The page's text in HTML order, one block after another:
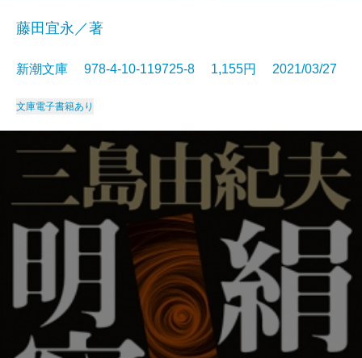
藤田宜永／著
新潮文庫 978-4-10-119725-8 1,155円 2021/03/27
文庫電子書籍あり